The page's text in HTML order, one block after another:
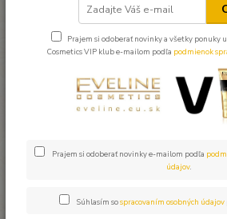
Prajem si odoberať novinky a všetky ponuky
Cosmetics VIP klub e-mailom podľa podmienok
Prajem si odoberať novinky e-mailom podľa
údajov.
Súhlasím sospracovaním osobných údajov